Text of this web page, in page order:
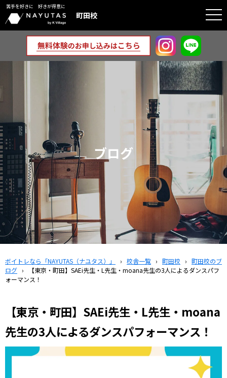
苦手を好きに 好きが得意に
町田校
ブログ
ボイトレなら「NAYUTAS（ナユタス）」 › 校舎一覧 › 町田校 › 町田校のブ
ログ ›
【東京・町田】SAEi先生・L先生・moana先生の3人によるダンスパフ
ォーマンス！
【東京・町田】SAEi先生・L先生・moana
先生の3人によるダンスパフォーマンス！